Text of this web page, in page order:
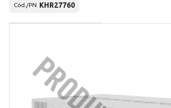
Cód./PN KHR27760